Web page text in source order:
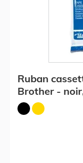
Ruban
Brother -